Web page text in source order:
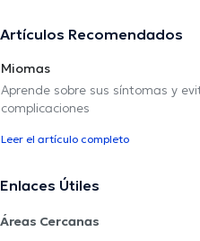
Artículos Recomendados
Miomas
Aprende sobre sus síntomas y
complicaciones
Leer el artículo completo
Enlaces Útiles
Áreas Cercanas